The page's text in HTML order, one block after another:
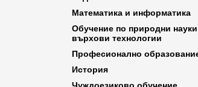
Математика и информатика
Обучение по природни
върхови технологии
Професионално
История